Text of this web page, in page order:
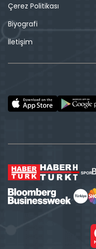
Çerez Politikası
Biyografi
İletişim